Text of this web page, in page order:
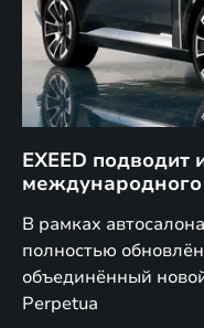
EXEED подводит
международного
В рамках
полностью
объединённый
Perpetua